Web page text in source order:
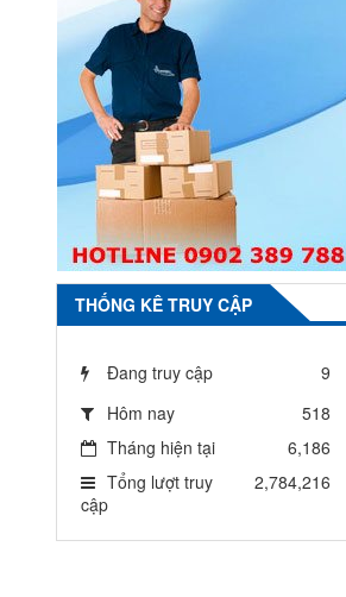
THỐNG KÊ TRUY CẬP
Đang truy cập
9
Hôm nay
518
Tháng hiện tại
6,186
Tổng lượt truy
cập
2,784,216